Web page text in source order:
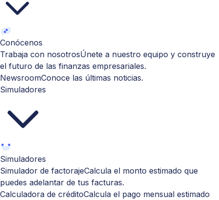
Conócenos
Trabaja con nosotrosÚnete a nuestro equipo y construye
el futuro de las finanzas empresariales.
NewsroomConoce las últimas noticias.
Simuladores
Simuladores
Simulador de factorajeCalcula el monto estimado que
puedes adelantar de tus facturas.
Calculadora de créditoCalcula el pago mensual estimado